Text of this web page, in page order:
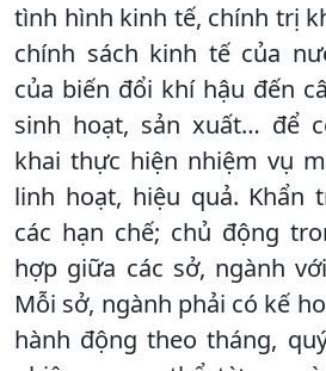
tình hình kinh tế, chính trị
chính sách kinh tế của
của biến đổi khí hậu đến
sinh hoạt, sản xuất… để
khai thực hiện nhiệm vụ
linh hoạt, hiệu quả. Khẩn
các hạn chế; chủ động
hợp giữa các sở, ngành
Mỗi sở, ngành phải có kế
hành động theo tháng,